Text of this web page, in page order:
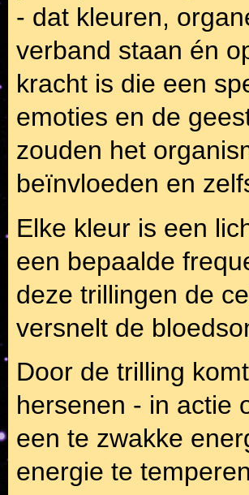
- dat kleuren,
verband staan én
kracht is die een
emoties en de
zouden het
beïnvloeden en
Elke kleur is een
een bepaalde
deze trillingen de
versnelt de
Door de trilling
hersenen - in actie
een te zwakke
energie te